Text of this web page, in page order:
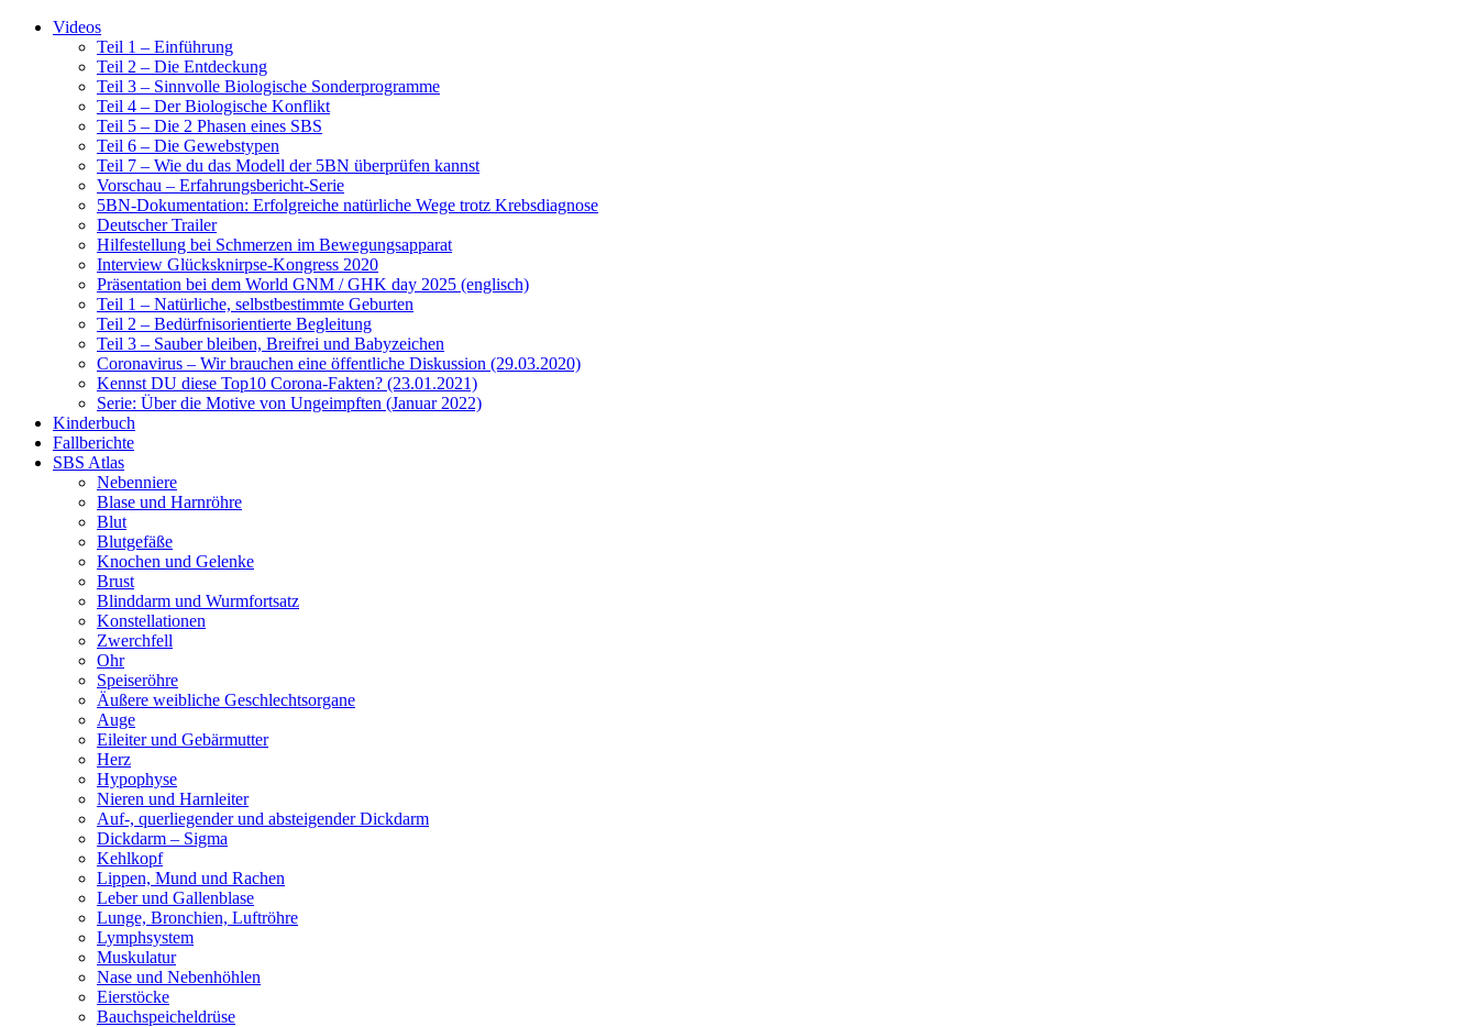
Videos
Teil 1 – Einführung
Teil 2 – Die Entdeckung
Teil 3 – Sinnvolle Biologische Sonderprogramme
Teil 4 – Der Biologische Konflikt
Teil 5 – Die 2 Phasen eines SBS
Teil 6 – Die Gewebstypen
Teil 7 – Wie du das Modell der 5BN überprüfen kannst
Vorschau – Erfahrungsbericht-Serie
5BN-Dokumentation: Erfolgreiche natürliche Wege trotz Krebsdiagnose
Deutscher Trailer
Hilfestellung bei Schmerzen im Bewegungsapparat
Interview Glücksknirpse-Kongress 2020
Präsentation bei dem World GNM / GHK day 2025 (englisch)
Teil 1 – Natürliche, selbstbestimmte Geburten
Teil 2 – Bedürfnisorientierte Begleitung
Teil 3 – Sauber bleiben, Breifrei und Babyzeichen
Coronavirus – Wir brauchen eine öffentliche Diskussion (29.03.2020)
Kennst DU diese Top10 Corona-Fakten? (23.01.2021)
Serie: Über die Motive von Ungeimpften (Januar 2022)
Kinderbuch
Fallberichte
SBS Atlas
Nebenniere
Blase und Harnröhre
Blut
Blutgefäße
Knochen und Gelenke
Brust
Blinddarm und Wurmfortsatz
Konstellationen
Zwerchfell
Ohr
Speiseröhre
Äußere weibliche Geschlechtsorgane
Auge
Eileiter und Gebärmutter
Herz
Hypophyse
Nieren und Harnleiter
Auf-, querliegender und absteigender Dickdarm
Dickdarm – Sigma
Kehlkopf
Lippen, Mund und Rachen
Leber und Gallenblase
Lunge, Bronchien, Luftröhre
Lymphsystem
Muskulatur
Nase und Nebenhöhlen
Eierstöcke
Bauchspeicheldrüse